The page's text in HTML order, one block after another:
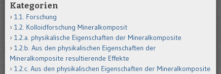
Kategorien
1.1. Forschung
1.2. Kolloidforschung Mineralkomposit
1.2.a. physikalische Eigenschaften der Mineralkomposite
1.2.b. Aus den physikalischen Eigenschaften der
Mineralkomposite resultierende Effekte
1.2.c. Aus den physikalischen Eigenschaften der Mineralkomposite